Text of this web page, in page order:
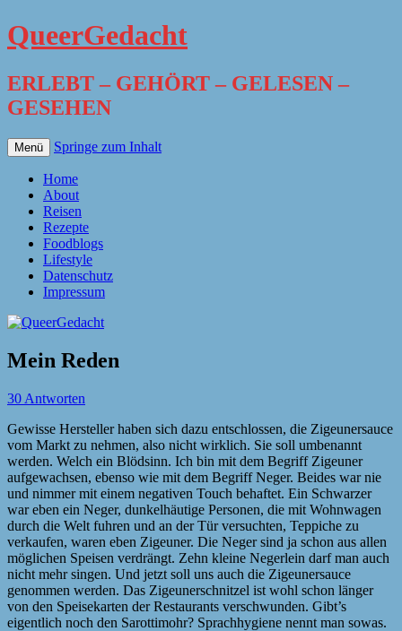
QueerGedacht
ERLEBT – GEHÖRT – GELESEN –
GESEHEN
Menü Springe zum Inhalt
Home
About
Reisen
Rezepte
Foodblogs
Lifestyle
Datenschutz
Impressum
Mein Reden
30 Antworten
Gewisse Hersteller haben sich dazu entschlossen, die Zigeunersauce
vom Markt zu nehmen, also nicht wirklich. Sie soll umbenannt
werden. Welch ein Blödsinn. Ich bin mit dem Begriff Zigeuner
aufgewachsen, ebenso wie mit dem Begriff Neger. Beides war nie
und nimmer mit einem negativen Touch behaftet. Ein Schwarzer
war eben ein Neger, dunkelhäutige Personen, die mit Wohnwagen
durch die Welt fuhren und an der Tür versuchten, Teppiche zu
verkaufen, waren eben Zigeuner. Die Neger sind ja schon aus allen
möglichen Speisen verdrängt. Zehn kleine Negerlein darf man auch
nicht mehr singen. Und jetzt soll uns auch die Zigeunersauce
genommen werden. Das Zigeunerschnitzel ist wohl schon länger
von den Speisekarten der Restaurants verschwunden. Gibt’s
eigentlich noch den Sarottimohr? Sprachhygiene nennt man sowas.